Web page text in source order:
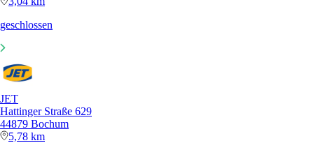
geschlossen
JET
Hattinger Straße 629
44879 Bochum
5,78 km